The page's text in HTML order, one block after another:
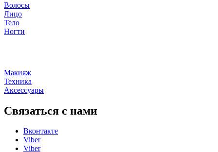
Волосы
Лицо
Тело
Ногти
Макияж
Техника
Аксессуары
Связаться с нами
Вконтакте
Viber
Viber